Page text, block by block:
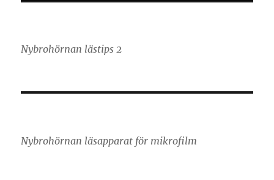
Nybrohörnan lästips 2
Nybrohörnan läsapparat för mikrofilm